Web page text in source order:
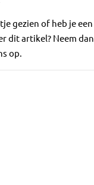
gezien of heb je een
dit artikel? Neem dan
op.